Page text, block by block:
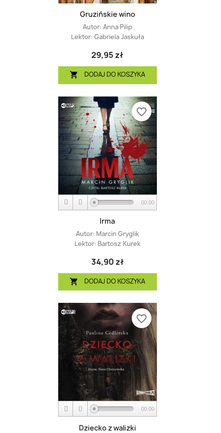
Gruzińskie wino
Autor: Anna Pilip
Lektor: Gabriela Jaskuła
29,95 zł
 DODAJ DO KOSZYKA
00:00
Irma
Autor: Marcin Gryglik
Lektor: Bartosz Kurek
34,90 zł
 DODAJ DO KOSZYKA
favorite_border
00:00
Dziecko z walizki
favorite_border